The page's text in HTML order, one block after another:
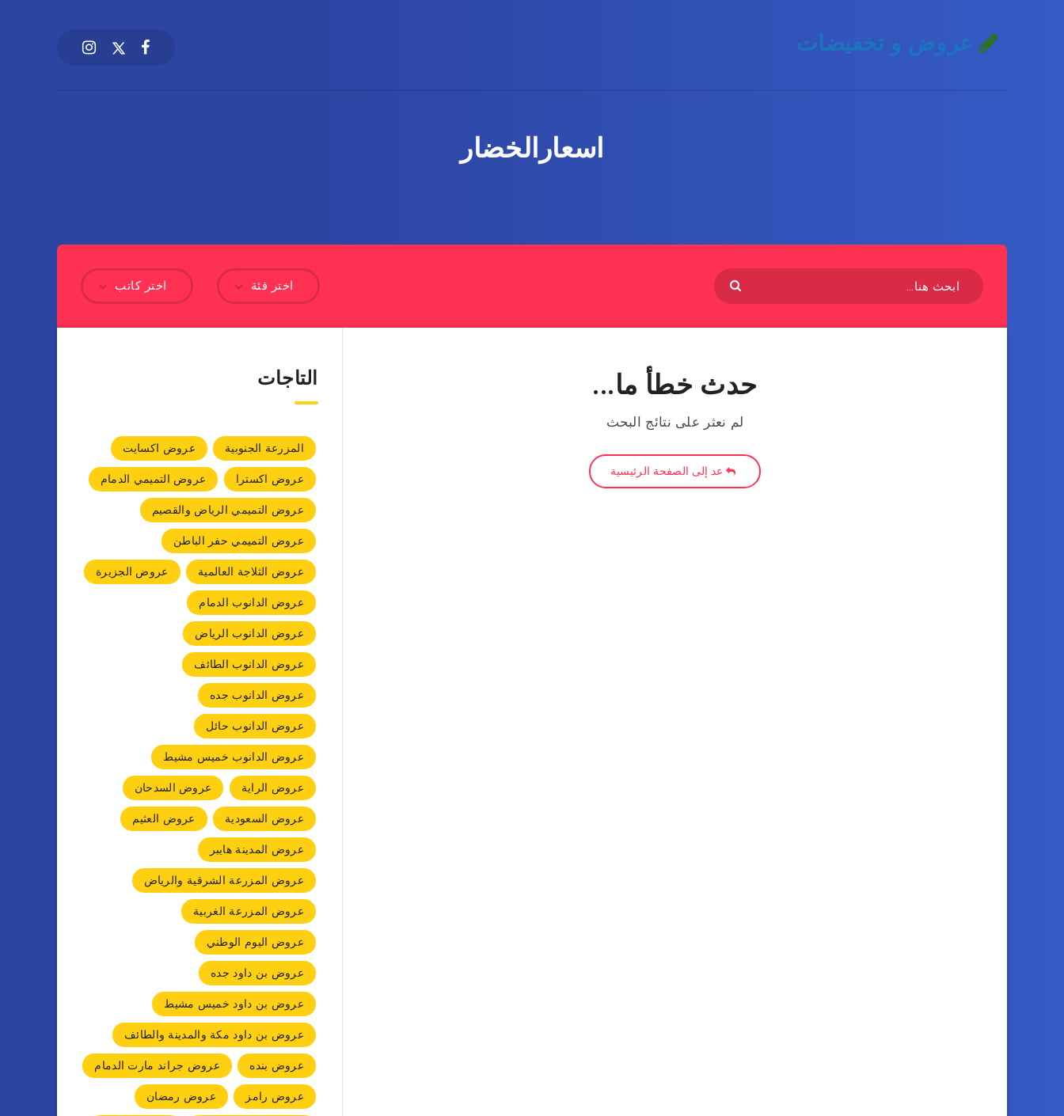
عروض و تخفيضات
اسعارالخضار
اختر كاتب اختر فئة
حدث خطأ ما...
لم نعثر على نتائج البحث
عد إلى الصفحة الرئيسية
التاجات
المزرعة الجنوبية
عروض اكسايت
عروض اكسترا
عروض التميمي الدمام
عروض التميمي الرياض والقصيم
عروض التميمي حفر الباطن
عروض الثلاجة العالمية
عروض الجزيرة
عروض الدانوب الدمام
عروض الدانوب الرياض
عروض الدانوب الطائف
عروض الدانوب جده
عروض الدانوب حائل
عروض الدانوب خميس مشيط
عروض الراية
عروض السدحان
عروض السعودية
عروض العثيم
عروض المدينة هايبر
عروض المزرعة الشرقية والرياض
عروض المزرعة الغربية
عروض اليوم الوطني
عروض بن داود جده
عروض بن داود خميس مشيط
عروض بن داود مكة والمدينة والطائف
عروض بنده
عروض جراند مارت الدمام
عروض رامز
عروض رمضان